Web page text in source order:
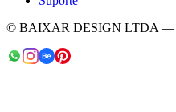
© BAIXAR DESIGN LTDA —